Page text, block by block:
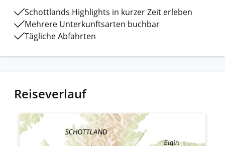
Schottlands Highlights in kurzer Zeit erleben
Mehrere Unterkunftsarten buchbar
Tägliche Abfahrten
Reiseverlauf